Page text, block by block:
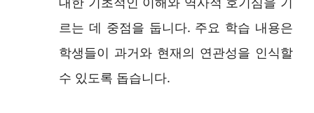
르는 데 중점을 둡니다. 주요 학습 내용은
학생들이 과거와 현재의 연관성을 인식할
수 있도록 돕습니다.